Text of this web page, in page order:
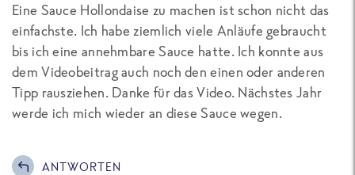
Eine Sauce Hollondaise zu machen ist schon nicht das
einfachste. Ich habe ziemlich viele Anläufe gebraucht
bis ich eine annehmbare Sauce hatte. Ich konnte aus
dem Videobeitrag auch noch den einen oder anderen
Tipp rausziehen. Danke für das Video. Nächstes Jahr
werde ich mich wieder an diese Sauce wegen.
ANTWORTEN